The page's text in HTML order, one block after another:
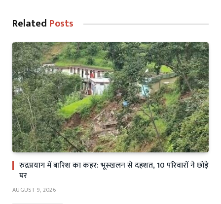
Related Posts
रुद्रप्रयाग में बारिश का कहर: भूस्खलन से दहशत, 10 परिवारों ने छोड़े
घर
AUGUST 9, 2026